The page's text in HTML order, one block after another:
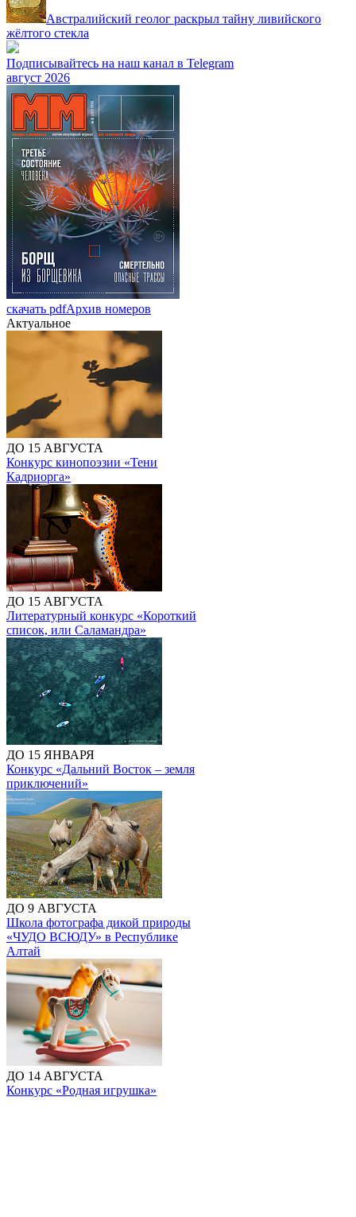
Австралийский геолог раскрыл тайну ливийского
жёлтого стекла
Подписывайтесь на наш канал в Telegram
август 2026
скачать pdfАрхив номеров
Актуальное
ДО 15 АВГУСТА
Конкурс кинопоэзии «Тени
Кадриорга»
ДО 15 АВГУСТА
Литературный конкурс «Короткий
список, или Саламандра»
ДО 15 ЯНВАРЯ
Конкурс «Дальний Восток – земля
приключений»
ДО 9 АВГУСТА
Школа фотографа дикой природы
«ЧУДО ВСЮДУ» в Республике
Алтай
ДО 14 АВГУСТА
Конкурс «Родная игрушка»